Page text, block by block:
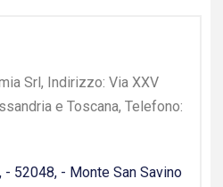
Srl, Indirizzo: Via XXV
e Toscana, Telefono:
52048, - Monte San Savino